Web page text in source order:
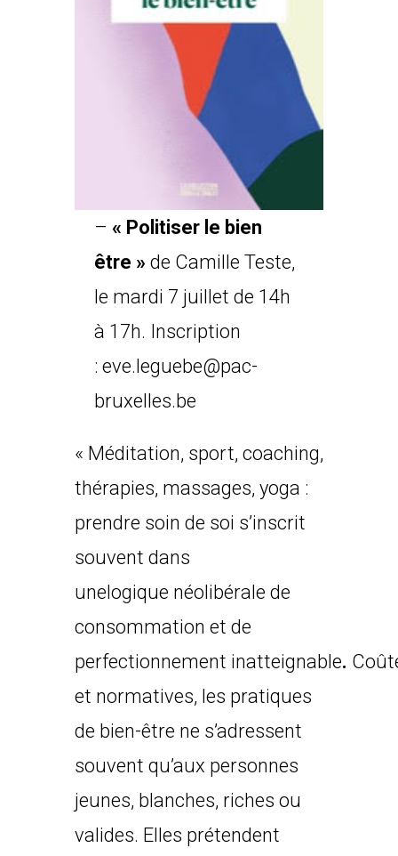
– « Politiser le bien
être »de Camille Teste,
le mardi 7 juillet de 14h
à 17h. Inscription
:eve.leguebe@pac-
bruxelles.be
« Méditation, sport, coaching,
thérapies, massages, yoga :
prendre soin de soi s’inscrit
souvent dans
unelogique néolibérale de
consommation et de
perfectionnement inatteignable.
et normatives, les pratiques
de bien-être ne s’adressent
souvent qu’aux personnes
jeunes, blanches, riches ou
valides. Elles prétendent